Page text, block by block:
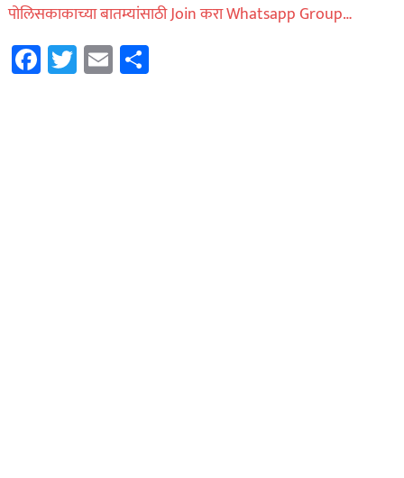
पोलिसकाकाच्या बातम्यांसाठी Join करा Whatsapp Group…
Facebook
Twitter
EmailShare